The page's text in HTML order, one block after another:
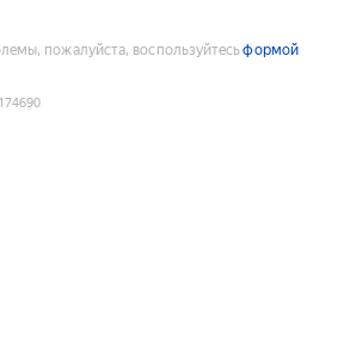
пожалуйста, воспользуйтесьформой